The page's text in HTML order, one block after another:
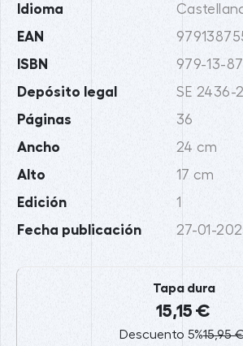
Idioma
EAN
ISBN 979-13-
Depósito legal SE 2436-
Páginas 36
Ancho 24 cm
Alto 17 cm
Edición 1
Fecha publicación 27-01-
Tapa dura
15,15 €
Descuento 5%15,95